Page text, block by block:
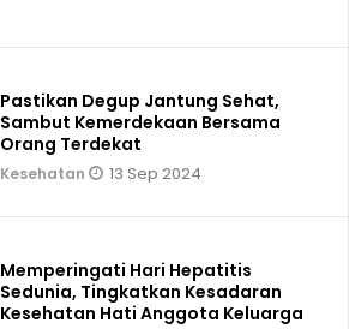
Pastikan Degup Jantung Sehat,
Sambut Kemerdekaan Bersama
Orang Terdekat
Kesehatan 13 Sep 2024
Memperingati Hari Hepatitis
Sedunia, Tingkatkan Kesadaran
Kesehatan Hati Anggota Keluarga